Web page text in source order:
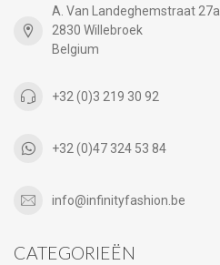
A. Van Landeghemstraat 27a
2830 Willebroek
Belgium
+32 (0)3 219 30 92
+32 (0)47 324 53 84
info@infinityfashion.be
CATEGORIEËN